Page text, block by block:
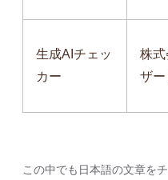
生成AIチェッ
カー
株式
ザ
この中でも日本語の文章を